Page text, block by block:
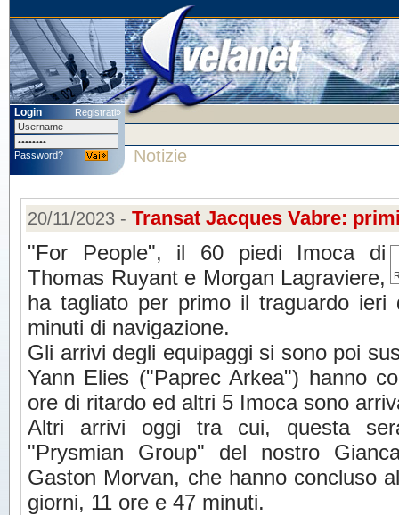
Login Registrati»
Password? Notizie
20/11/2023 - Transat Jacques Vabre:
"For People", il 60 piedi Imoca di
Thomas Ruyant e Morgan Lagraviere,
ha tagliato per primo il traguardo
minuti di navigazione.
Gli arrivi degli equipaggi si sono poi
Yann Elies ("Paprec Arkea") hanno
ore di ritardo ed altri 5 Imoca sono
Altri arrivi oggi tra cui, questa
"Prysmian Group" del nostro
Gaston Morvan, che hanno concluso
giorni, 11 ore e 47 minuti.